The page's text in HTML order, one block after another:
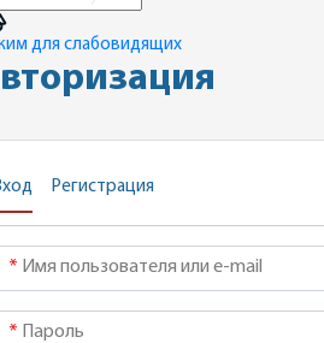
для слабовидящих
Регистрация
Имя пользователя или e-mail
Пароль